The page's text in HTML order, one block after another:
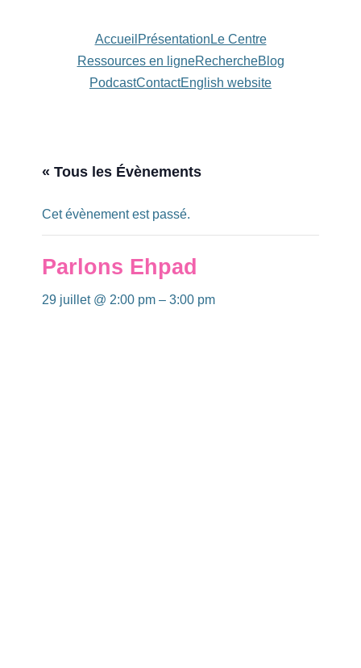
Accueil Présentation Le Centre
Ressources en ligneRechercheBlog
PodcastContactEnglish website
« Tous les Évènements
Cet évènement est passé.
Parlons Ehpad
29 juillet @ 2:00 pm – 3:00 pm